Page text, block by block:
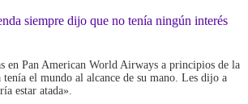
siempre dijo que no tenía ningún interés
en Pan American World Airways a principios de la
tenía el mundo al alcance de su mano. Les dijo a
estar atada».